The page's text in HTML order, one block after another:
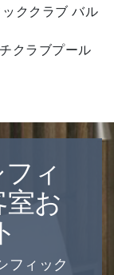
ククラブ バル
クラブプール
ィ
室お
フィック